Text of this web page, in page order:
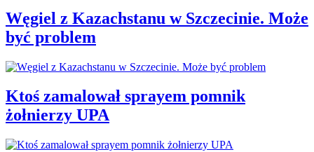
Węgiel z Kazachstanu w Szczecinie. Może
być problem
Ktoś zamalował sprayem pomnik
żołnierzy UPA